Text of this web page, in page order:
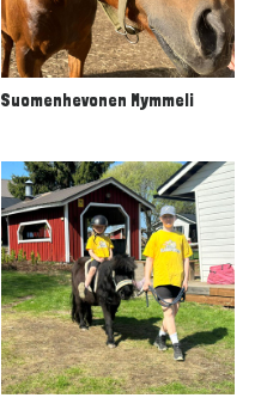
Suomenhevonen Mymmeli